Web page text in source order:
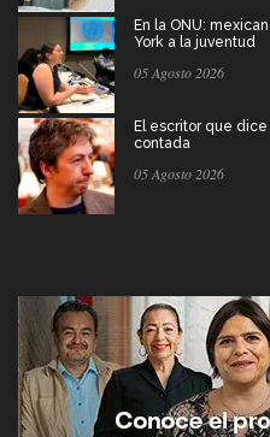
En la ONU:
York a la juventud
05 Agosto 2026
El escritor que
contada
05 Agosto 2026